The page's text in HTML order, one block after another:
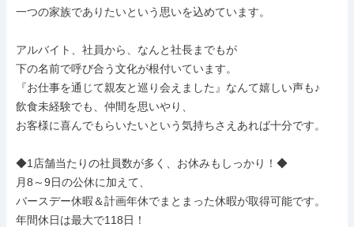
一つの家族でありたいという思いを込めています。
アルバイト、社員から、なんと社長までもが
下の名前で呼び合う文化が根付いています。
『お仕事を通じて親友と巡り会えました』なんて嬉しい声も♪
飲食未経験でも、仲間を思いやり、
お客様に喜んでもらいたいという気持ちさえあれば十分です。
◆1店舗当たりの社員数が多く、お休みもしっかり！◆
月8～9日の公休に加えて、
バースデー休暇＆計画年休でまとまった休暇が取得可能です。
年間休日は最大で118日！